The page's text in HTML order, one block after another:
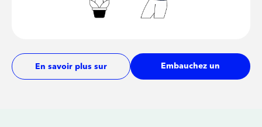
En savoir plus sur Embauchez un